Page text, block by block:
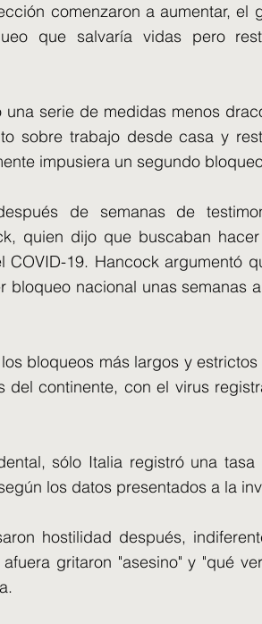
comenzaron a aumentar, el
que salvaría vidas pero
serie de medidas menos
sobre trabajo desde casa y
impusiera un segundo
de semanas de
quien dijo que buscaban
COVID-19. Hancock argumentó
bloqueo nacional unas semanas
bloqueos más largos y
del continente, con el virus
sólo Italia registró una
los datos presentados a la
hostilidad después,
gritaron "asesino" y "qué